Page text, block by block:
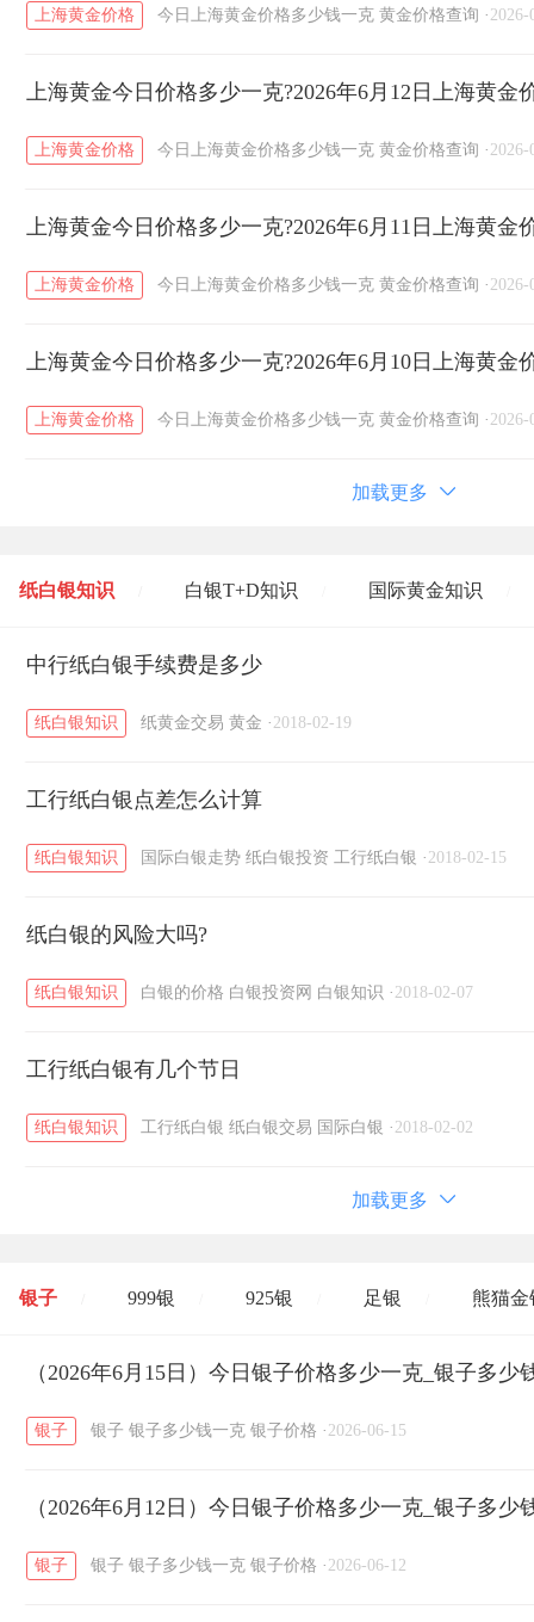
上海黄金价格 今日上海黄金价格多少钱一克 黄金价格查询 · 2026-
上海黄金今日价格多少一克?2026年6月12日上海黄金
上海黄金价格 今日上海黄金价格多少钱一克 黄金价格查询 · 2026-
上海黄金今日价格多少一克?2026年6月11日上海黄金
上海黄金价格 今日上海黄金价格多少钱一克 黄金价格查询 · 2026-
上海黄金今日价格多少一克?2026年6月10日上海黄金
上海黄金价格 今日上海黄金价格多少钱一克 黄金价格查询 · 2026-
加载更多
纸白银知识 白银T+D知识 国际黄金知识
黄金T+D知识 / 粤贵银知识
中行纸白银手续费是多少
纸白银知识 纸黄金交易 黄金 · 2018-02-19
工行纸白银点差怎么计算
纸白银知识 国际白银走势 纸白银投资 工行纸白银 · 2018-02-15
纸白银的风险大吗?
纸白银知识 白银的价格 白银投资网 白银知识 · 2018-02-07
工行纸白银有几个节日
纸白银知识 工行纸白银 纸白银交易 国际白银 · 2018-02-02
加载更多
银子 999银 925银 足银 熊猫金
开国纪念币 大清银币 / 长城币 / 老
菜百 周生生 周大生
六福 / 金至尊 潮宏基 / 亚一金店 /
（2026年6月15日）今日银子价格多少一克_银子多少
银子 银子 银子多少钱一克 银子价格 · 2026-06-15
（2026年6月12日）今日银子价格多少一克_银子多少
银子 银子 银子多少钱一克 银子价格 · 2026-06-12